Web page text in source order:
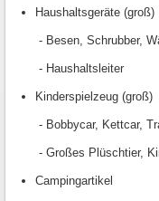
Haushaltsgeräte (groß)
- Besen, Schrubber,
- Haushaltsleiter
Kinderspielzeug (groß)
- Bobbycar, Kettcar,
- Großes Plüschtier,
Campingartikel